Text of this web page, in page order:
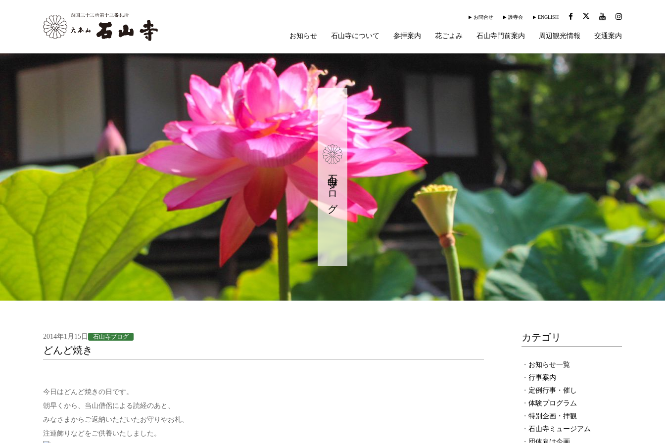
お問合せ 護寺会 ENGLISH
お知らせ 石山寺について 参拝案内 花ごよみ 石山寺門前案内 周辺観光情報 交通案内
石山寺ブログ
2014年1月15日 石山寺ブログ
どんど焼き
今日はどんど焼きの日です。
朝早くから、当山僧侶による読経のあと、
みなさまからご返納いただいたお守りやお札、
注連飾りなどをご供養いたしました。
カテゴリ
お知らせ一覧
行事案内
定例行事・催し
体験プログラム
特別企画・拝観
石山寺ミュージアム